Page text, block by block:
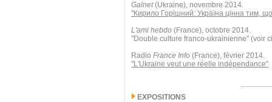
Galnet(Ukraine), novembre 2014.
"Кирило Горішний: Україна цінна тим,
L'ami hebdo (France), octobre 2014.
"Double culture franco-ukrainienne" (voir
Radio France Info (France), février 2014.
"L'Ukraine veut une réelle indépendance"
EXPOSITIONS